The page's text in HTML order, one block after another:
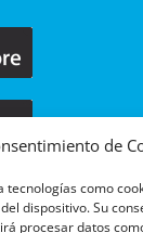
de
tecnologías como
dispositivo. Su
procesar datos